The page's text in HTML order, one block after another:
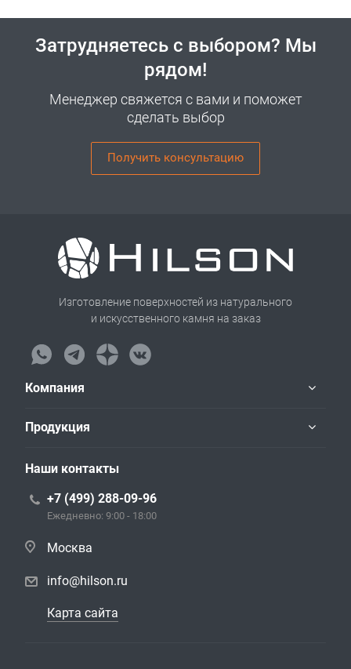
Затрудняетесь с выбором? Мы
рядом!
Менеджер свяжется с вами и поможет
сделать выбор
Получить консультацию
Изготовление поверхностей из натурального
и искусственного камня на заказ
Компания
Продукция
Наши контакты
+7 (499) 288-09-96
Ежедневно: 9:00 - 18:00
Москва
info@hilson.ru
Карта сайта